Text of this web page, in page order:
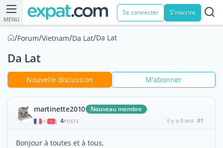
MENU
Se connecter S'inscrire
/Forum/Vietnam/Da Lat/Da Lat
Da Lat
Nouvelle discussion M'abonner
martinette2010 Nouveau membre
| 4POSTS il y a 8 ans #1
Bonjour à toutes et à tous,